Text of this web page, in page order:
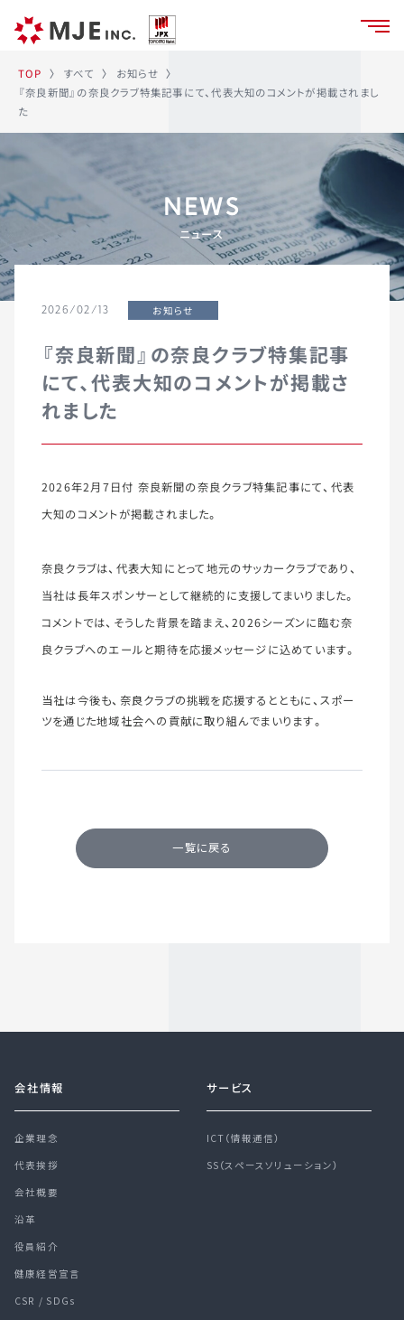
TOP 〉 すべて 〉 お知らせ 〉
『奈良新聞』の奈良クラブ特集記事にて、代表大知のコメントが掲載されまし
た
NEWS
ニュース
2026/02/13 お知らせ
『奈良新聞』の奈良クラブ特集記事
にて、代表大知のコメントが掲載さ
れました
2026年2月7日付 奈良新聞の奈良クラブ特集記事にて、代表
大知のコメントが掲載されました。
奈良クラブは、代表大知にとって地元のサッカークラブであり、
当社は長年スポンサーとして継続的に支援してまいりました。
コメントでは、そうした背景を踏まえ、2026シーズンに臨む奈
良クラブへのエールと期待を応援メッセージに込めています。
当社は今後も、奈良クラブの挑戦を応援するとともに、スポー
ツを通じた地域社会への貢献に取り組んでまいります。
一覧に戻る
会社情報
企業理念
代表挨拶
会社概要
沿革
役員紹介
健康経営宣言
CSR / SDGs
サービス
ICT（情報通信）
SS（スペースソリューション）